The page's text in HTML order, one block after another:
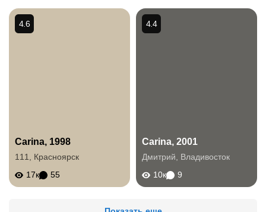
Carina, 1998
111
Красноярск
17к
55
4.6
Carina, 2001
Дмитрий
Владивосток
10к
9
4.4